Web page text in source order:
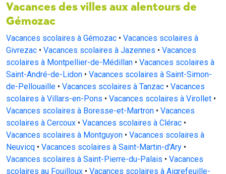
Vacances des villes aux alentours de
Gémozac
Vacances scolaires à Gémozac • Vacances scolaires à
Givrezac • Vacances scolaires à Jazennes • Vacances
scolaires à Montpellier-de-Médillan • Vacances scolaires à
Saint-André-de-Lidon • Vacances scolaires à Saint-Simon-
de-Pellouaille • Vacances scolaires à Tanzac • Vacances
scolaires à Villars-en-Pons • Vacances scolaires à Virollet •
Vacances scolaires à Boresse-et-Martron • Vacances
scolaires à Cercoux • Vacances scolaires à Clérac •
Vacances scolaires à Montguyon • Vacances scolaires à
Neuvicq • Vacances scolaires à Saint-Martin-d'Ary •
Vacances scolaires à Saint-Pierre-du-Palais • Vacances
scolaires au Fouilloux • Vacances scolaires à Aigrefeuille-